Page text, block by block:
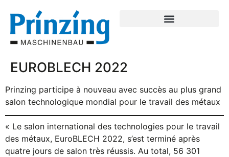
EUROBLECH 2022
Prinzing participe à nouveau avec succès au plus grand
salon technologique mondial pour le travail des métaux
« Le salon international des technologies pour le travail
des métaux, EuroBLECH 2022, s’est terminé après
quatre jours de salon très réussis. Au total, 56 301